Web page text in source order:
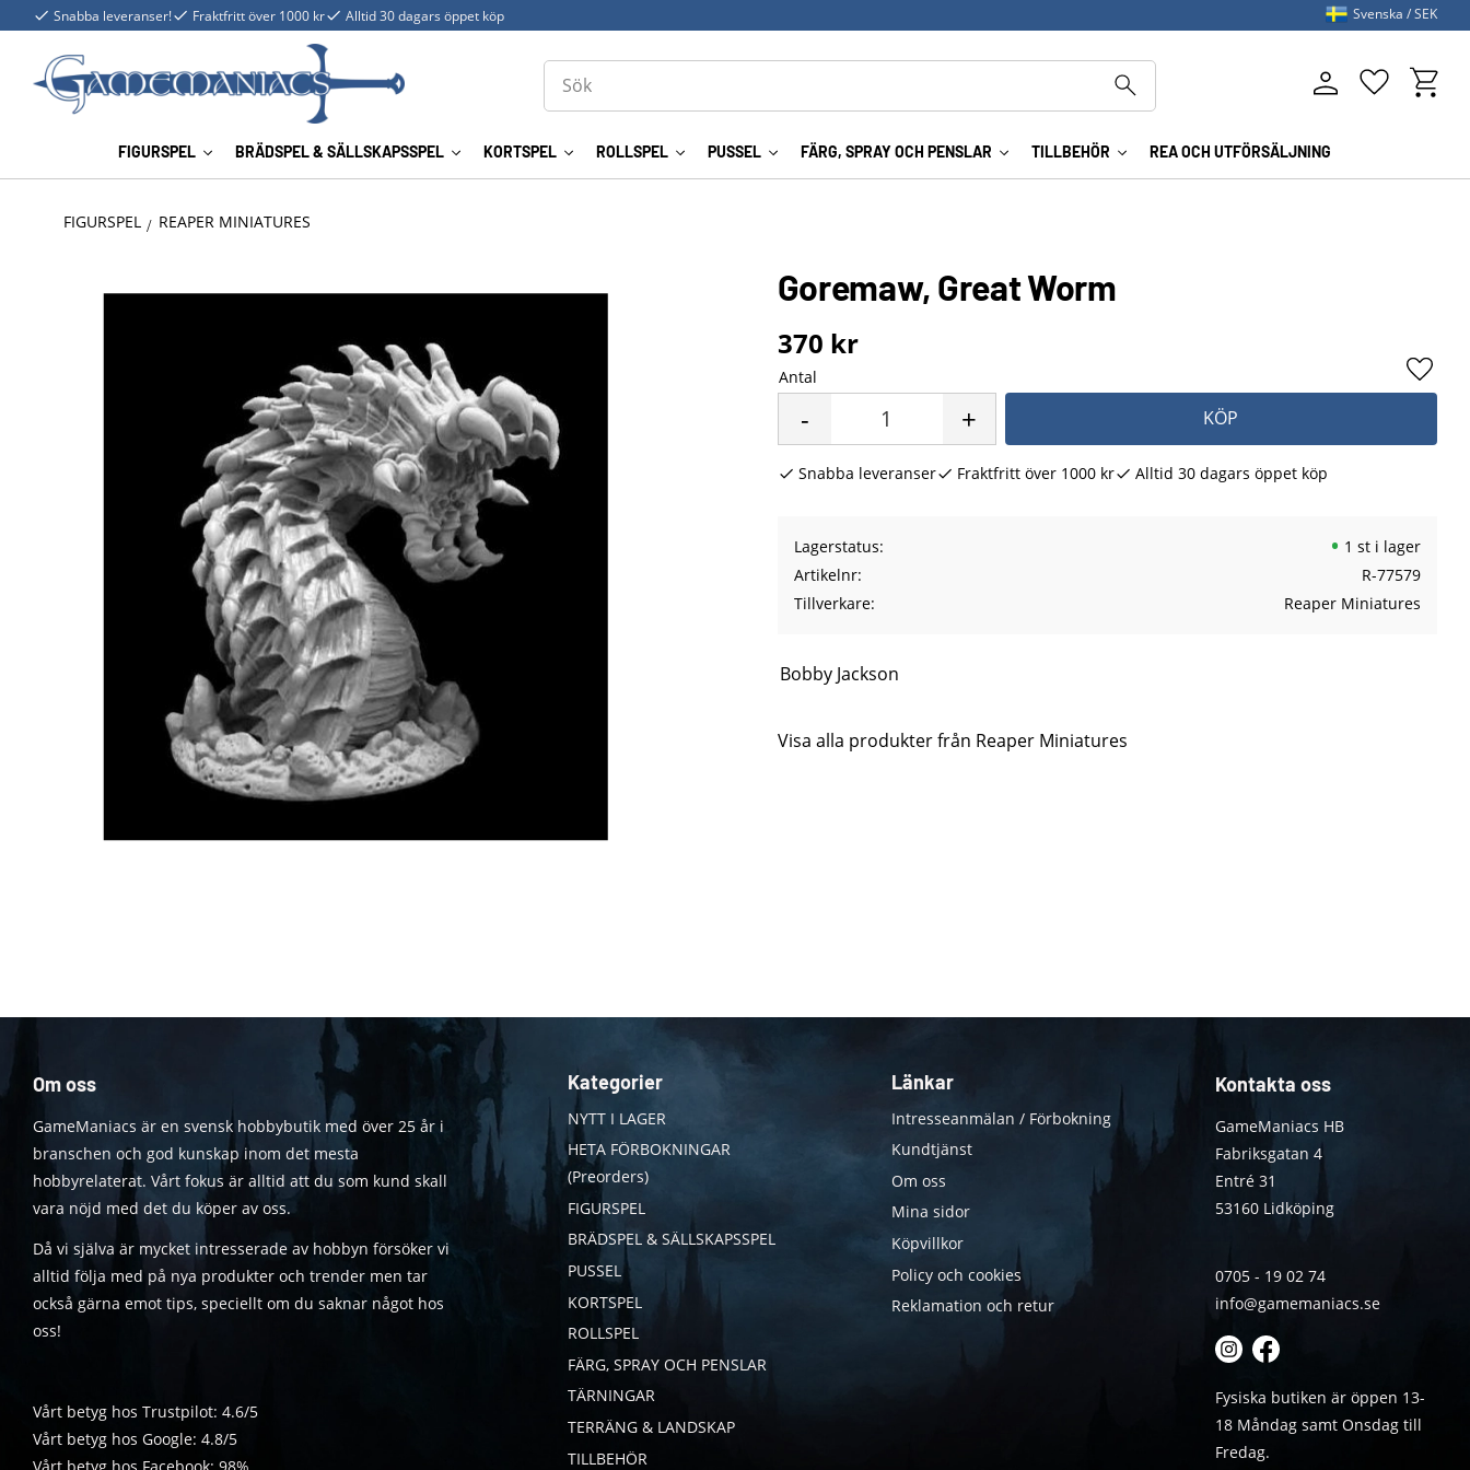
Snabba leveranser! Fraktfritt över 1000 kr Alltid 30 dagars öppet köp
FIGURSPEL BRÄDSPEL & SÄLLSKAPSSPEL KORTSPEL ROLLSPEL PUSSEL FÄRG, SPRAY OCH PENSLAR TILLBEHÖR REA OCH UTFÖRSÄLJNING
Favoriter
Svenska SEK
FIGURSPEL REAPER MINIATURES
Goremaw, Great Worm
370 kr
Antal
+
- KÖP
Lägg
Snabba leveranser Fraktfritt över 1000 kr Alltid 30 dagars öppet köp
Lagerstatus
1 st i lager
Artikelnr
R-77579
Tillverkare
Reaper Miniatures
Bobby Jackson
Visa alla produkter från Reaper Miniatures
Om oss
GameManiacs är en svensk hobbybutik med över 25 år i
branschen och god kunskap inom det mesta
hobbyrelaterat. Vårt fokus är alltid att du som kund skall
vara nöjd med det du köper av oss.
Då vi själva är mycket intresserade av hobbyn försöker vi
alltid följa med på nya produkter och trender men tar
också gärna emot tips, speciellt om du saknar något hos
oss!
Vårt betyg hos Trustpilot: 4.6/5
Vårt betyg hos Google: 4.8/5
Kategorier
NYTT I LAGER
HETA FÖRBOKNINGAR
(Preorders)
FIGURSPEL
BRÄDSPEL & SÄLLSKAPSSPEL
PUSSEL
KORTSPEL
ROLLSPEL
FÄRG, SPRAY OCH PENSLAR
TÄRNINGAR
TERRÄNG & LANDSKAP
TILLBEHÖR
Länkar
Intresseanmälan / Förbokning
Kundtjänst
Om oss
Mina sidor
Köpvillkor
Policy och cookies
Reklamation och retur
Kontakta oss
GameManiacs HB
Fabriksgatan 4
Entré 31
53160 Lidköping
0705 - 19 02 74
info@gamemaniacs.se
Fysiska butiken är öppen 13-
18 Måndag samt Onsdag till
Fredag.